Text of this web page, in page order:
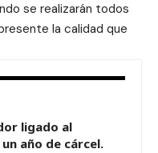
se realizarán todos
la calidad que
ligado al
año de cárcel.